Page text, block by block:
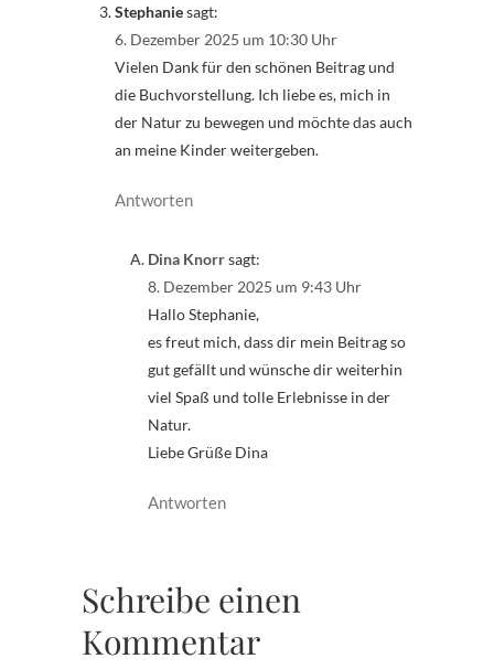
Stephaniesagt:
6. Dezember 2025 um 10:30 Uhr
Vielen Dank für den schönen Beitrag und
die Buchvorstellung. Ich liebe es, mich in
der Natur zu bewegen und möchte das auch
an meine Kinder weitergeben.
Antworten
Dina Knorrsagt:
8. Dezember 2025 um 9:43 Uhr
Hallo Stephanie,
es freut mich, dass dir mein Beitrag so
gut gefällt und wünsche dir weiterhin
viel Spaß und tolle Erlebnisse in der
Natur.
Liebe Grüße Dina
Antworten
Schreibe einen
Kommentar